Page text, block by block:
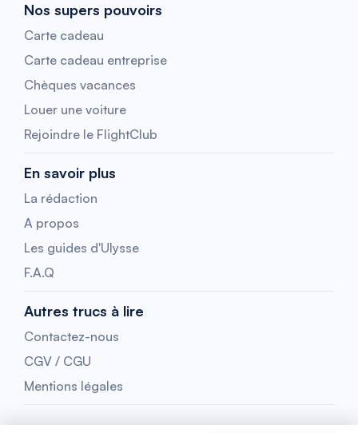
Nos supers pouvoirs
Carte cadeau
Carte cadeau entreprise
Chèques vacances
Louer une voiture
Rejoindre le FlightClub
En savoir plus
La rédaction
A propos
Les guides d'Ulysse
F.A.Q
Autres trucs à lire
Contactez-nous
CGV / CGU
Mentions légales